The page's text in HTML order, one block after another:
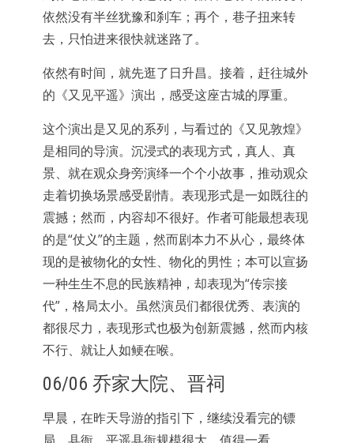
依然没有半丝犹豫和刹车；再个，巷子扭来转
去，只怕进来很快就迷路了。
依然有时间，就先逛了日升昌。接着，赶往城外
的《又见平遥》演出，感受这座古城的厚重。
这个演出是又见的系列，与看过的《又见敦煌》
是相同的导演。沉浸式的表现方式，真人、真
景、就在观众身旁演绎一个个小故事，推动观众
走着切换场景感受剧情。表现形式是一如既往的
震撼；然而，内容却不很好。作者可能最想表现
的是“仗义”的主题，然而剧本力不从心，最终体
现的是被物化的女性、物化的男性；本可以宣扬
一种生生不息的民族精神，却表现为“传宗接
代”，格局太小。虽然演员们都很优秀、表演的
都很尽力，表现形式也极为创新震撼，然而内核
不行、就让人如鲠在喉。
06/06 乔家大院、晋祠
早晨，在昨天导游的指引下，继续没看完的镖